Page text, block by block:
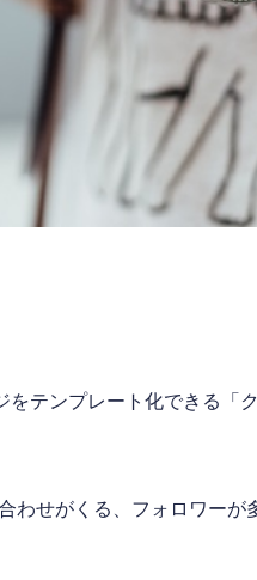
テンプレート化できる「
わせがくる、フォロワー